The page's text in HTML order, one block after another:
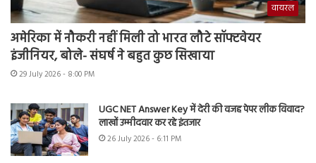
वायरल
अमेरिका में नौकरी नहीं मिली तो भारत लौटे सॉफ्टवेयर
इंजीनियर, बोले- संघर्ष ने बहुत कुछ सिखाया
29 July 2026 - 8:00 PM
UGC NET Answer Key में देरी की वजह पेपर लीक विवाद?
लाखों उम्मीदवार कर रहे इंतजार
26 July 2026 - 6:11 PM